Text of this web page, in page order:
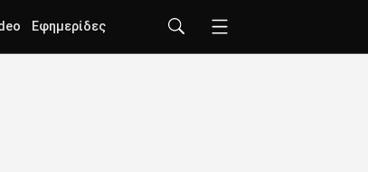
Εφημερίδες